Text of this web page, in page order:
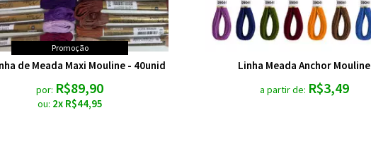
Promoção
de Meada Maxi Mouline - 40unid
por: R$89,90
ou: 2x R$44,95
Linha Meada Anchor Mouline
a partir de: R$3,49